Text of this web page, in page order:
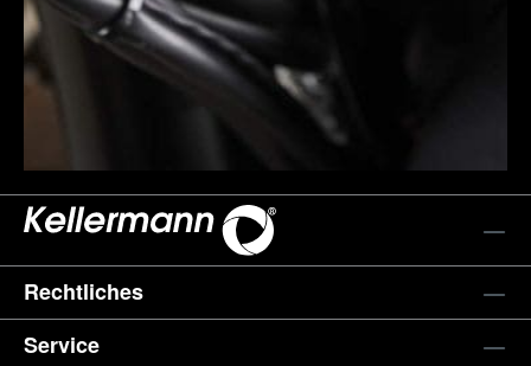
Rechtliches
Service